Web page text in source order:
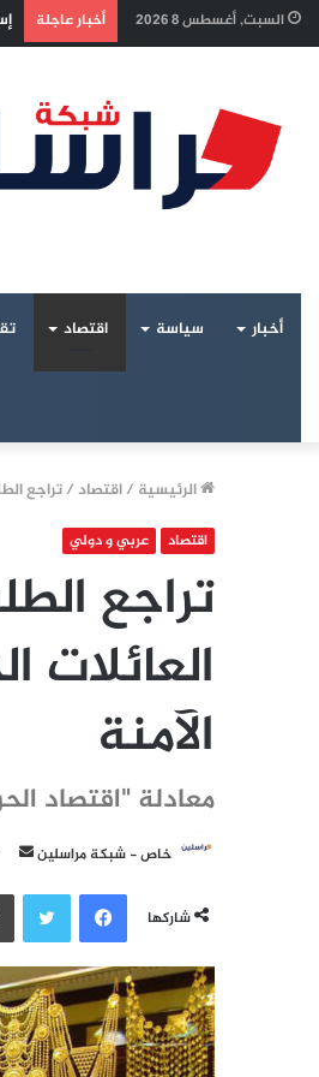
السبت, أغسطس 8 2026 أخبار عاجلة
أخبار سياسة اقتصاد
الرئيسية /اقتصاد/تراجع الطلب على
اقتصاد عربي و دولي
العائلات
الآمنة
معادلة "اقتصاد
خاص - شبكة مراسلين
شاركها
فيسبوك